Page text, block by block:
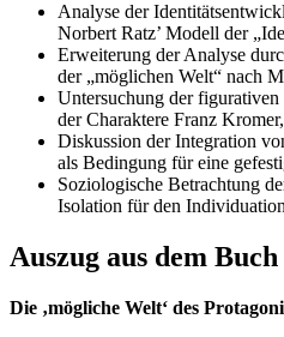
Analyse der
Norbert Ratz’ Modell der
Erweiterung der Analyse
der „möglichen Welt“ nach
Untersuchung der
der Charaktere Franz
Diskussion der Integration
als Bedingung für eine
Soziologische Betrachtung
Isolation für den
Auszug aus dem Buch
Die ‚mögliche Welt‘ des